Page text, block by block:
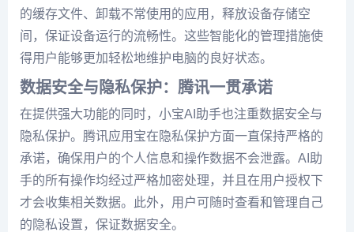
的缓存文件、卸载不常使用的应用，释放设备存储空
间，保证设备运行的流畅性。这些智能化的管理措施使
得用户能够更加轻松地维护电脑的良好状态。
数据安全与隐私保护：腾讯一贯承诺
在提供强大功能的同时，小宝AI助手也注重数据安全与
隐私保护。腾讯应用宝在隐私保护方面一直保持严格的
承诺，确保用户的个人信息和操作数据不会泄露。AI助
手的所有操作均经过严格加密处理，并且在用户授权下
才会收集相关数据。此外，用户可随时查看和管理自己
的隐私设置，保证数据安全。